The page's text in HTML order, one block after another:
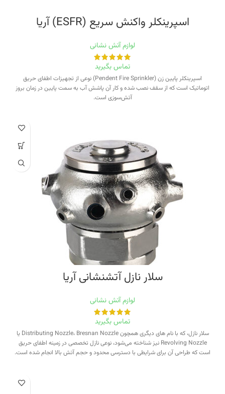
اسپرینکلر واکنش سریع (ESFR)‭ ‬آریا
لوازم آتش نشانی
تماس بگیرید
اسپرینکلر پایین زن (Pendent Fire Sprinkler) نوعی از تجهیزات اطفای حریق
اتوماتیک است که از سقف نصب شده و کار آن پاشش آب به سمت پایین در زمان بروز
آتش‌سوزی است.
سلار نازل آتشنشانی آریا
لوازم آتش نشانی
تماس بگیرید
سلار نازل، که با نام های دیگری همچون Distributing Nozzle، Bresnan Nozzle یا
Revolving Nozzle نیز شناخته می‌شود، نوعی نازل تخصصی در زمینه اطفای حریق
است که طراحی آن برای شرایطی با دسترسی محدود و حجم آتش بالا انجام شده است.